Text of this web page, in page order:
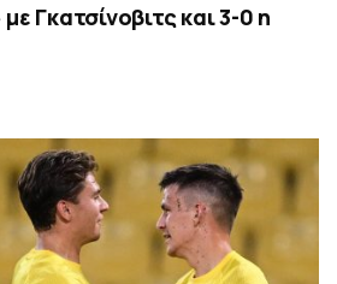
Γκατσίνοβιτς και 3-0 η